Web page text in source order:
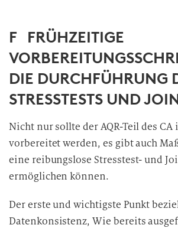
F FRÜHZEITIGE
DIE DURCHFÜHRUNG
STRESSTESTS UND
Nicht nur sollte der AQR-Teil des CA
vorbereitet werden, es gibt auch
eine reibungslose Stresstest- und
ermöglichen können.
Der erste und wichtigste Punkt
Datenkonsistenz, Wie bereits